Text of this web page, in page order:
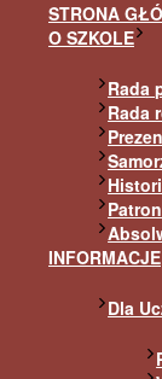
STRONA
O SZKOLE
Rada
Rada
Patron
INFORMACJE
Dla